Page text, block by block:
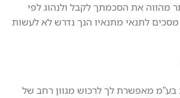
מהווה את הסכמתך לקבל ולנהוג לפי
מסכים לתנאי מתנאיו הנך נדרש לא לעשות
בע”מ מאפשרת לך לרכוש מגוון רחב של